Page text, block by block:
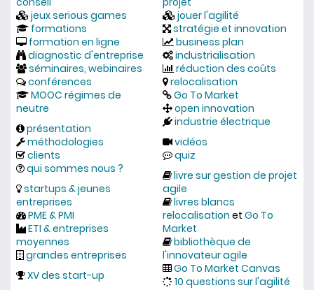
jeux serious games
formations
formation en ligne
diagnostic d'entreprise
séminaires, webinaires
conférences
MOOC régimes de
neutre
présentation
méthodologies
clients
qui sommes nous ?
startups & jeunes
entreprises
PME & PMI
ETI & entreprises
moyennes
grandes entreprises
XV des start-up
jouer l'agilité
stratégie et innovation
business plan
industrialisation
réduction des coûts
relocalisation
Go To Market
open innovation
industrie électrique
vidéos
quiz
livre sur gestion de projet
agile
livres blancs
relocalisation et Go To
Market
bibliothèque de
l'innovateur agile
Go To Market Canvas
10 questions sur l'agilité